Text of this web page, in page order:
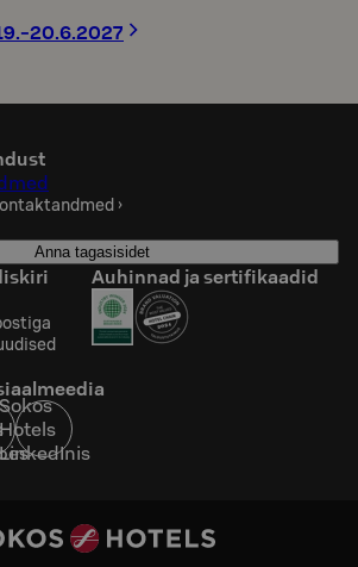
20.6.2027
›
Anna tagasisidet
Auhinnad ja sertifikaadid